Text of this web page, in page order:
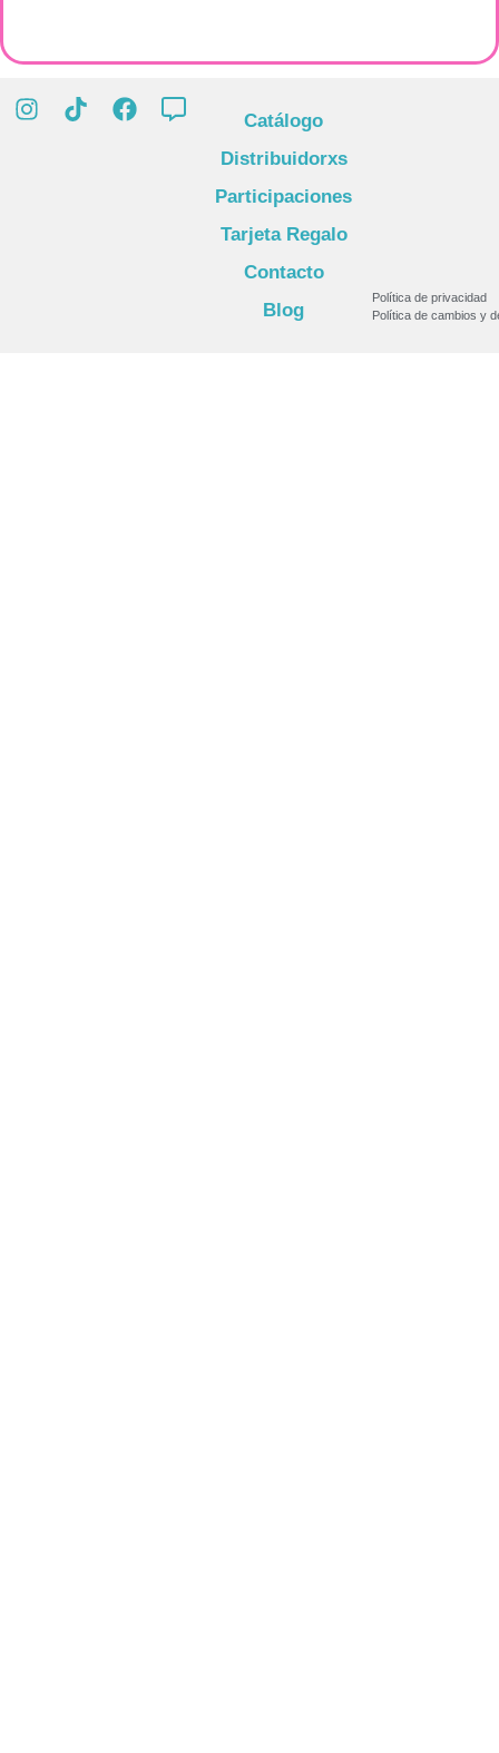
Catálogo
Distribuidorxs
Participaciones
Tarjeta Regalo
Contacto
Blog
Política de privacidad
Política de cambios y